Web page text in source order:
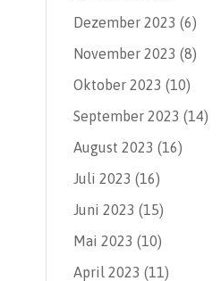
Dezember 2023 (6)
November 2023 (8)
Oktober 2023 (10)
September 2023 (14)
August 2023 (16)
Juli 2023 (16)
Juni 2023 (15)
Mai 2023 (10)
April 2023 (11)